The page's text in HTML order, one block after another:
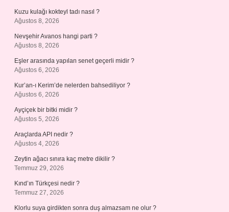
Kuzu kulağı kokteyl tadı nasıl ?
Ağustos 8, 2026
Nevşehir Avanos hangi parti ?
Ağustos 8, 2026
Eşler arasında yapılan senet geçerli midir ?
Ağustos 6, 2026
Kur’an-ı Kerim’de nelerden bahsediliyor ?
Ağustos 6, 2026
Ayçiçek bir bitki midir ?
Ağustos 5, 2026
Araçlarda API nedir ?
Ağustos 4, 2026
Zeytin ağacı sınıra kaç metre dikilir ?
Temmuz 29, 2026
Kınd’ın Türkçesi nedir ?
Temmuz 27, 2026
Klorlu suya girdikten sonra duş almazsam ne olur ?